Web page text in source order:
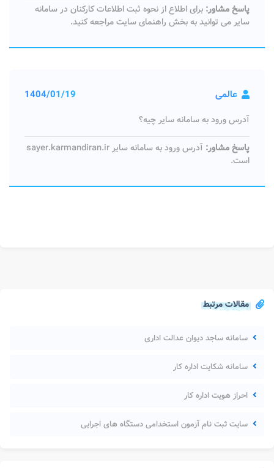
مقالات مرتبط
سامانه ساجد دیوان عدالت اداری
سامانه شکایت اداره کار
احراز هویت اداره کار
سایت ثبت نام آزمون استخدامی دستگاه های اجرایی
پاسخ مشاور: برای اطلاع از نحوه ثبت اطلاعات کارکنان در سامانه
سایر می توانید به بخش راهنمای سایت مراجعه کنید.
عالمی 1404/01/19
آدرس ورود به سامانه سایر چیه؟
پاسخ مشاور:
آدرس ورود به سامانه سایر sayer.karmandiran.ir
است.